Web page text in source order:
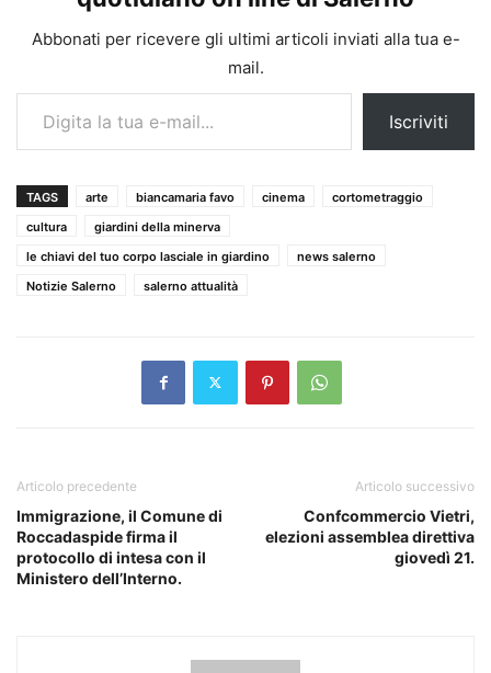
Abbonati per ricevere gli ultimi articoli inviati alla tua e-
mail.
Digita la tua e-mail...
Iscriviti
TAGS arte biancamaria favo cinema
cortometraggio
cultura
giardini della minerva
le chiavi del tuo corpo lasciale in giardino
news salerno
Notizie Salerno
salerno attualità
Articolo precedente
Immigrazione, il Comune di
Roccadaspide firma il
protocollo di intesa con il
Ministero dell’Interno.
Articolo successivo
Confcommercio Vietri,
elezioni assemblea direttiva
giovedì 21.